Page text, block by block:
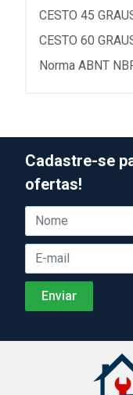
CESTO 45
CESTO 60
Norma ABNT
Cadastre-se
ofertas!